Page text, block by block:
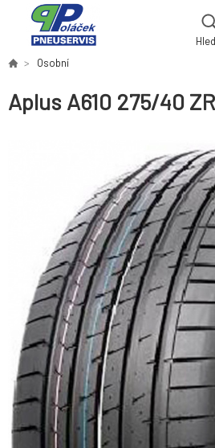
Osobní
Aplus A610 275/40